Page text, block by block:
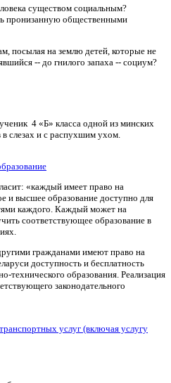
существом социальным?
пронизанную общественными
посылая на землю детей, которые не
-- до гнилого запаха -- социум?
4 «Б» класса одной из минских
в слезах и с распухшим ухом.
«каждый имеет право на
и высшее образование доступно для
каждого. Каждый может на
соответствующее образование в
гражданами имеют право на
доступность и бесплатность
технического образования. Реализация
законодательного
услуг (включая услугу